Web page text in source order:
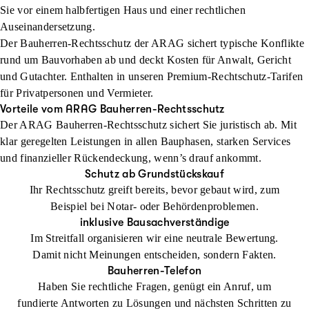
Sie vor einem halbfertigen Haus und einer rechtlichen
Auseinandersetzung.
Der Bauherren-Rechtsschutz der ARAG sichert typische Konflikte
rund um Bauvorhaben ab und deckt Kosten für Anwalt, Gericht
und Gutachter. Enthalten in unseren Premium-Rechtschutz-Tarifen
für Privatpersonen und Vermieter.
Vorteile vom ARAG Bauherren-Rechtsschutz
Der ARAG Bauherren-Rechtsschutz sichert Sie juristisch ab. Mit
klar geregelten Leistungen in allen Bauphasen, starken Services
und finanzieller Rückendeckung, wenn’s drauf ankommt.
Schutz ab Grundstückskauf
Ihr Rechtsschutz greift bereits, bevor gebaut wird, zum
Beispiel bei Notar- oder Behördenproblemen.
inklusive Bausachverständige
Im Streitfall organisieren wir eine neutrale Bewertung.
Damit nicht Meinungen entscheiden, sondern Fakten.
Bauherren-Telefon
Haben Sie rechtliche Fragen, genügt ein Anruf, um
fundierte Antworten zu Lösungen und nächsten Schritten zu